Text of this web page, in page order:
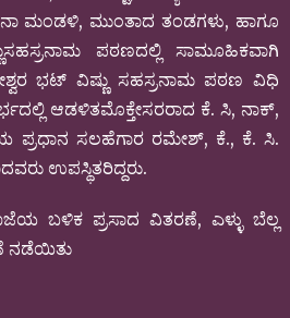
ಮಂಡಳಿ, ಮುಂತಾದ ತಂಡಗಳು, ಹಾಗೂ
ಪಠಣದಲ್ಲಿ ಸಾಮೂಹಿಕವಾಗಿ
ಭಟ್ ವಿಷ್ಣು ಸಹಸ್ರನಾಮ ಪಠಣ ವಿಧಿ
ಆಡಳಿತಮೊಕ್ತೇಸರರಾದ ಕೆ. ಸಿ, ನಾಕ್,
ಪ್ರಧಾನ ಸಲಹೆಗಾರ ರಮೇಶ್, ಕೆ., ಕೆ. ಸಿ.
ಉಪಸ್ಥಿತರಿದ್ದರು.
ಬಳಿಕ ಪ್ರಸಾದ ವಿತರಣೆ, ಎಳ್ಳು ಬೆಲ್ಲ
ನಡೆಯಿತು